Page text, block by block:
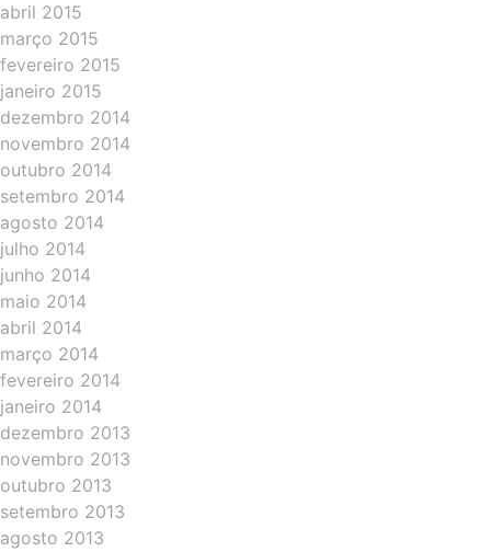
abril 2015
março 2015
fevereiro 2015
janeiro 2015
dezembro 2014
novembro 2014
outubro 2014
setembro 2014
agosto 2014
julho 2014
junho 2014
maio 2014
abril 2014
março 2014
fevereiro 2014
janeiro 2014
dezembro 2013
novembro 2013
outubro 2013
setembro 2013
agosto 2013